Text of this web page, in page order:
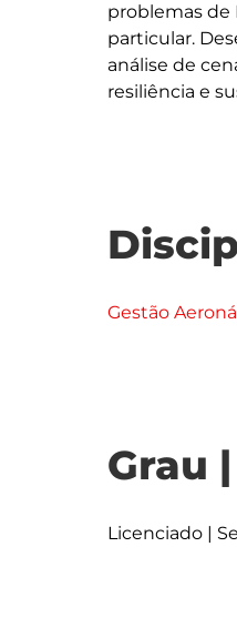
problemas
particular.
análise de
Gestão
Grau
Licenciado |